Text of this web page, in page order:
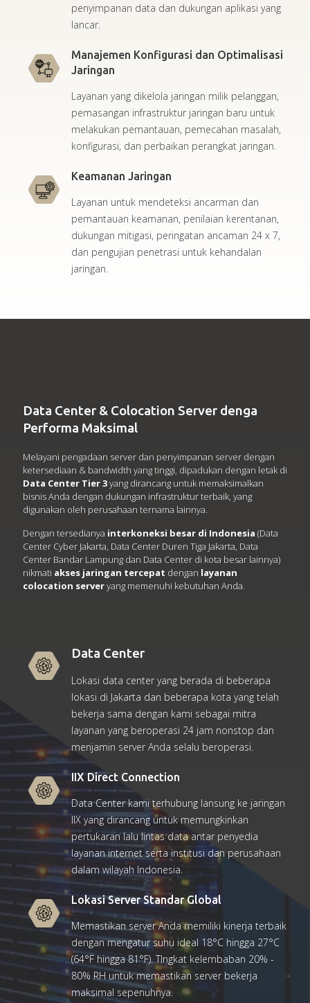
penyimpanan data dan dukungan aplikasi yang
lancar.
Manajemen Konfigurasi dan Optimalisasi
Jaringan
Layanan yang dikelola jaringan milik pelanggan,
pemasangan infrastruktur jaringan baru untuk
melakukan pemantauan, pemecahan masalah,
konfigurasi, dan perbaikan perangkat jaringan.
Keamanan Jaringan
Layanan untuk mendeteksi ancarman dan
pemantauan keamanan, penilaian kerentanan,
dukungan mitigasi, peringatan ancaman 24 x 7,
dan pengujian penetrasi untuk kehandalan
jaringan.
Data Center & Colocation Server denga
Performa Maksimal
Melayani pengadaan server dan penyimpanan server dengan
ketersediaan & bandwidth yang tinggi, dipadukan dengan letak di
Data Center Tier 3yang dirancang untuk memaksimalkan
bisnis Anda dengan dukungan infrastruktur terbaik, yang
digunakan oleh perusahaan ternama lainnya.
Dengan tersedianya interkoneksi besar di Indonesia (Data
Center Cyber Jakarta, Data Center Duren Tiga Jakarta, Data
Center Bandar Lampung dan Data Center di kota besar lainnya)
nikmati akses jaringan tercepat dengan layanan
colocation serveryang memenuhi kebutuhan Anda.
Data Center
Lokasi data center yang berada di beberapa
lokasi di Jakarta dan beberapa kota yang telah
bekerja sama dengan kami sebagai mitra
layanan yang beroperasi 24 jam nonstop dan
menjamin server Anda selalu beroperasi.
IIX Direct Connection
Data Center kami terhubung lansung ke jaringan
IIX yang dirancang untuk memungkinkan
pertukaran lalu lintas data antar penyedia
layanan internet serta institusi dan perusahaan
dalam wilayah Indonesia.
Lokasi Server Standar Global
Memastikan server Anda memiliki kinerja terbaik
dengan mengatur suhu ideal 18°C hingga 27°C
(64°F hingga 81°F). TIngkat kelembaban 20% -
80% RH untuk memastikan server bekerja
maksimal sepenuhnya.